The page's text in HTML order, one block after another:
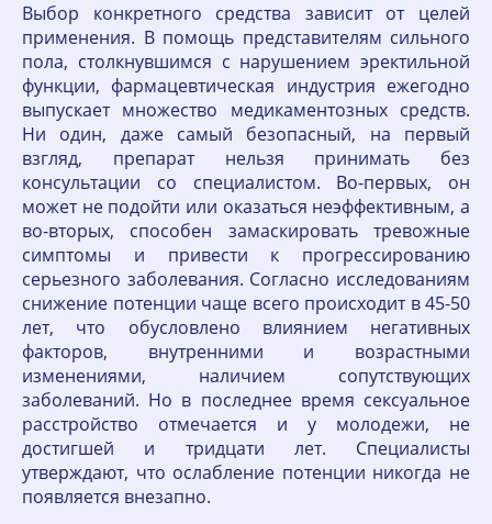
Выбор конкретного средства зависит от целей
применения. В помощь представителям сильного
пола, столкнувшимся с нарушением эректильной
функции, фармацевтическая индустрия ежегодно
выпускает множество медикаментозных средств.
Ни один, даже самый безопасный, на первый
взгляд, препарат нельзя принимать без
консультации со специалистом. Во-первых, он
может не подойти или оказаться неэффективным, а
во-вторых, способен замаскировать тревожные
симптомы и привести к прогрессированию
серьезного заболевания. Согласно исследованиям
снижение потенции чаще всего происходит в 45-50
лет, что обусловлено влиянием негативных
факторов, внутренними и возрастными
изменениями, наличием сопутствующих
заболеваний. Но в последнее время сексуальное
расстройство отмечается и у молодежи, не
достигшей и тридцати лет. Специалисты
утверждают, что ослабление потенции никогда не
появляется внезапно.